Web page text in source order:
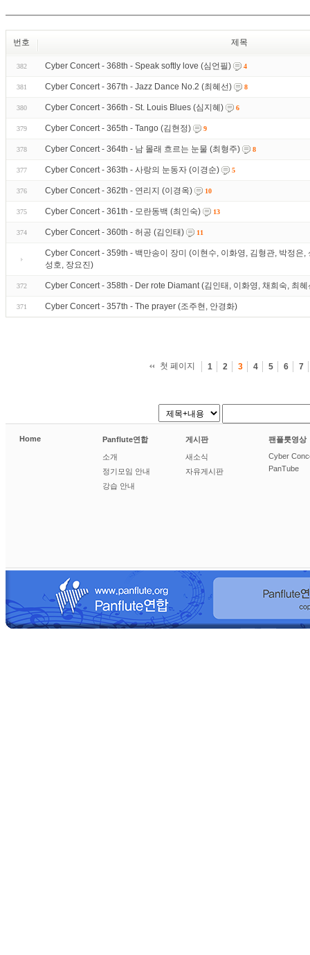
번호 제목
382 Cyber Concert - 368th - Speak softly love (심언필) 4
381 Cyber Concert - 367th - Jazz Dance No.2 (최혜선) 8
380 Cyber Concert - 366th - St. Louis Blues (심지혜) 6
379 Cyber Concert - 365th - Tango (김현정) 9
378 Cyber Concert - 364th - 남 몰래 흐르는 눈물 (최형주) 8
377 Cyber Concert - 363th - 사랑의 눈동자 (이경순) 5
376 Cyber Concert - 362th - 연리지 (이경옥) 10
375 Cyber Concert - 361th - 모란동백 (최인숙) 13
374 Cyber Concert - 360th - 허공 (김인태) 11
Cyber Concert - 359th - 백만송이 장미 (이현수, 이화영, 김형관, 박정은,
성호, 장요진)
372 Cyber Concert - 358th - Der rote Diamant (김인태, 이화영, 채희숙, 최
371 Cyber Concert - 357th - The prayer (조주현, 안경화)
첫 페이지 1 2 3 4 5 6 7
Home Panflute연합
소개
정기모임 안내
강습 안내
게시판
새소식
자유게시판
팬플룻영상
Cyber
PanTube